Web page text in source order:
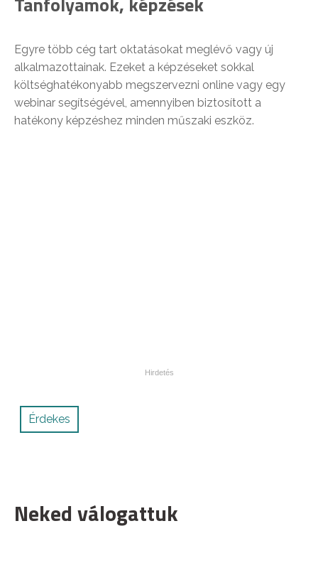
Egyre több cég tart oktatásokat meglévő vagy új
alkalmazottainak. Ezeket a képzéseket sokkal
költséghatékonyabb megszervezni online vagy egy
webinar segítségével, amennyiben biztosított a
hatékony képzéshez minden műszaki eszköz.
Érdekes
Neked válogattuk